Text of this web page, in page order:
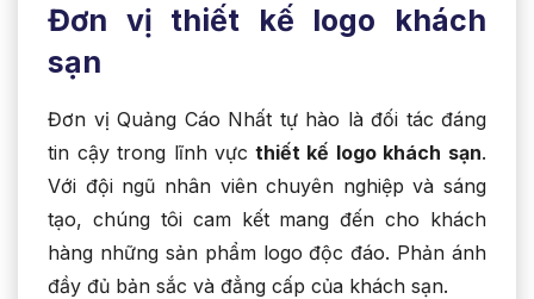
Đơn vị thiết kế logo khách
sạn
Đơn vị Quảng Cáo Nhất tự hào là đối tác đáng
tin cậy trong lĩnh vực thiết kế logo khách sạn.
Với đội ngũ nhân viên chuyên nghiệp và sáng
tạo, chúng tôi cam kết mang đến cho khách
hàng những sản phẩm logo độc đáo. Phản ánh
đầy đủ bản sắc và đẳng cấp của khách sạn.